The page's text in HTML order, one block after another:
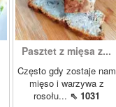
Pasztet z mięsa z...
Często gdy zostaje nam
mięso i warzywa z
rosołu... ⇖ 1031